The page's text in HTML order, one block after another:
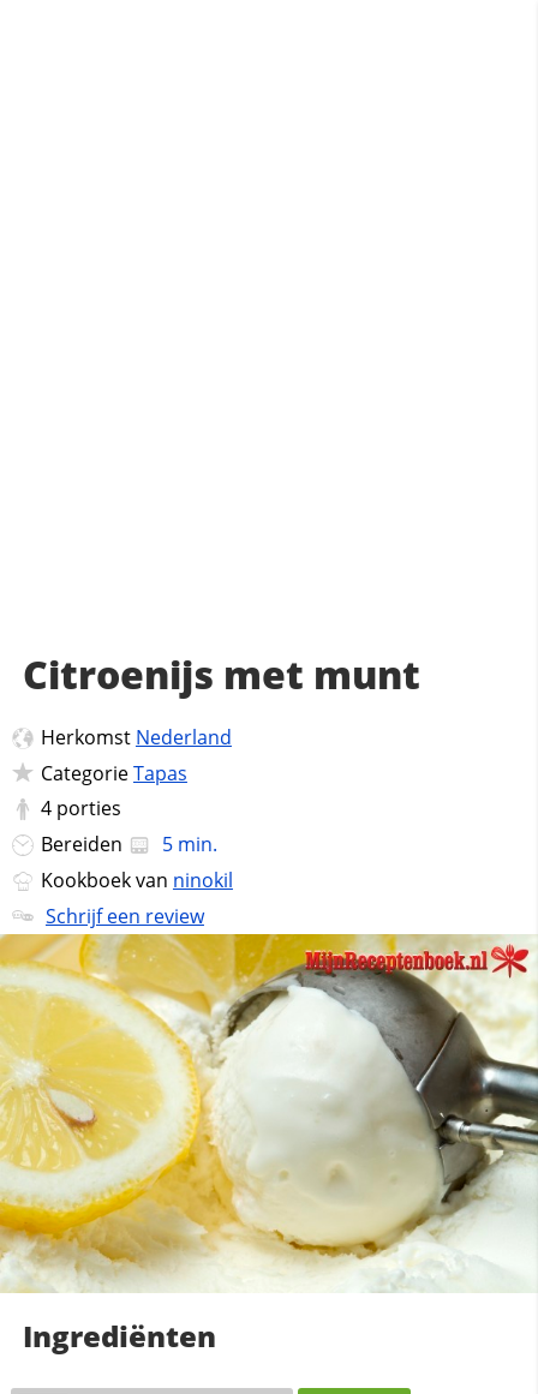
Citroenijs met munt
Herkomst Nederland
CategorieTapas
4 porties
Bereiden
5 min.
Kookboek van ninokil
Schrijf een review
Ingrediënten